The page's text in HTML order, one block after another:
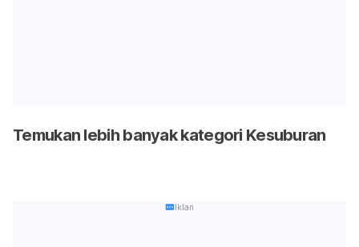
Temukan lebih banyak kategori Kesuburan
Iklan